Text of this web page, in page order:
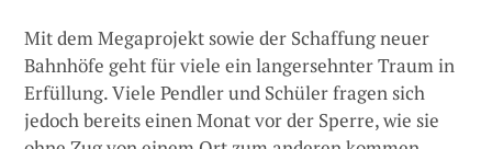
Mit dem Megaprojekt sowie der Schaffung neuer
Bahnhöfe geht für viele ein langersehnter Traum in
Erfüllung. Viele Pendler und Schüler fragen sich
jedoch bereits einen Monat vor der Sperre, wie sie